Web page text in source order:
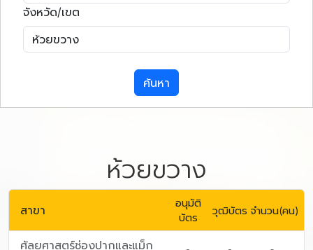
จังหวัด/เขต
ค้นหา
ห้วยขวาง
สาขา
อนุมัติ
บัตร
วุฒิบัตร จำนวน(คน)
ศัลยศาสตร์ช่องปากและแม็ก